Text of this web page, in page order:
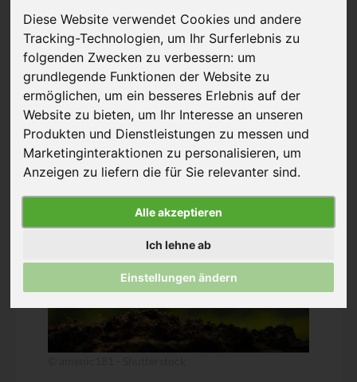
Diese Website verwendet Cookies und andere
Tracking-Technologien, um Ihr Surferlebnis zu
folgenden Zwecken zu verbessern: um
grundlegende Funktionen der Website zu
ermöglichen, um ein besseres Erlebnis auf der
Website zu bieten, um Ihr Interesse an unseren
Produkten und Dienstleistungen zu messen und
Marketinginteraktionen zu personalisieren, um
Anzeigen zu liefern die für Sie relevanter sind.
Alle akzeptieren
Ich lehne ab
Einstellungen ändern
Potenziale der GRI
nutzen
01. Oktober 2018